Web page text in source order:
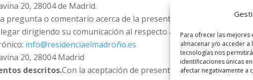
Para ofrecer las
almacenar y/o acceder
tecnologías nos
identificaciones únicas
afectar negativamente a
20, 28004 de Madrid.
pregunta o comentario acerca de la presente Política de
dirigiendo su comunicación al respecto a:
info@residenciaelmadroño.es
20, 28004 Madrid
descritos.Con la aceptación de presente política de